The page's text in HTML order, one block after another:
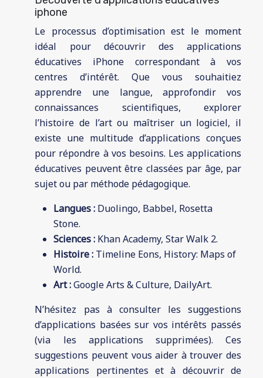
iphone
Le processus d’optimisation est le moment
idéal pour découvrir des applications
éducatives iPhone correspondant à vos
centres d’intérêt. Que vous souhaitiez
apprendre une langue, approfondir vos
connaissances scientifiques, explorer
l’histoire de l’art ou maîtriser un logiciel, il
existe une multitude d’applications conçues
pour répondre à vos besoins. Les applications
éducatives peuvent être classées par âge, par
sujet ou par méthode pédagogique.
Langues : Duolingo, Babbel, Rosetta
Stone.
Sciences : Khan Academy, Star Walk 2.
Histoire : Timeline Eons, History: Maps of
World.
Art :Google Arts & Culture, DailyArt.
N’hésitez pas à consulter les suggestions
d’applications basées sur vos intérêts passés
(via les applications supprimées). Ces
suggestions peuvent vous aider à trouver des
applications pertinentes et à découvrir de